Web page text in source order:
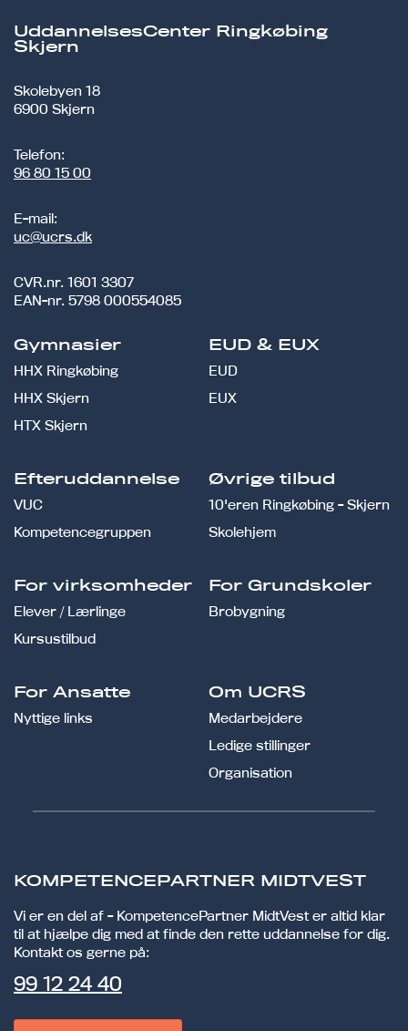
UddannelsesCenter Ringkøbing
Skjern
Skolebyen 18
6900 Skjern
Telefon:
96 80 15 00
E-mail:
uc@ucrs.dk
CVR.nr. 1601 3307
EAN-nr. 5798 000554085
Gymnasier
HHX Ringkøbing
HHX Skjern
HTX Skjern
EUD & EUX
EUD
EUX
Efteruddannelse
VUC
Kompetencegruppen
Øvrige tilbud
10'eren Ringkøbing - Skjern
Skolehjem
For virksomheder
Elever / Lærlinge
Kursustilbud
For Grundskoler
Brobygning
For Ansatte
Nyttige links
Om UCRS
Medarbejdere
Ledige stillinger
Organisation
KOMPETENCEPARTNER MIDTVEST
Vi er en del af - KompetencePartner MidtVest er altid klar
til at hjælpe dig med at finde den rette uddannelse for dig.
Kontakt os gerne på:
99 12 24 40